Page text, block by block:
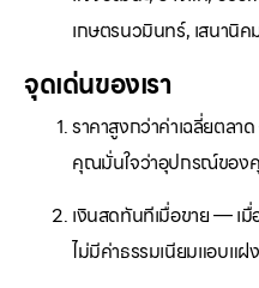
เกษตรนวมินทร์, เสนานิค
จุดเด่นของเรา
ราคาสูงกว่าค่าเฉลี่ยตลา
คุณมั่นใจว่าอุปกรณ์ของ
เงินสดทันทีเมื่อขาย — เมื่
ไม่มีค่าธรรมเนียมแอบแฝง